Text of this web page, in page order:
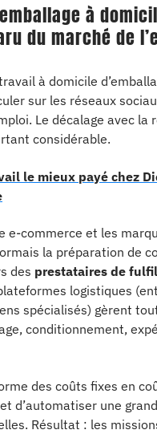
à
du marché de
à domicile
sur les réseaux
Le décalage avec la
considérable.
le mieux payé chez
e-commerce et les
la préparation de
des prestataires de
logistiques
spécialisés) gèrent
conditionnement,
des coûts fixes en
d’automatiser une
Résultat : les